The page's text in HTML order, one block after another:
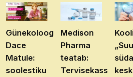
Günekoloog
Dace
Matule:
soolestiku
Medison
Pharma
teatab:
Tervisekassa